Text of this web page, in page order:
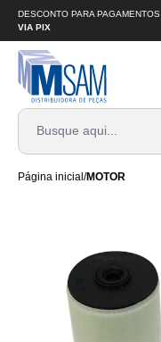
DESCONTO PARA PAGAMENTOS
VIA PIX
Página inicial/MOTOR